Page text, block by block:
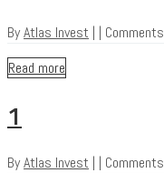
ByAtlas Invest | |
Read more
1
ByAtlas Invest | |